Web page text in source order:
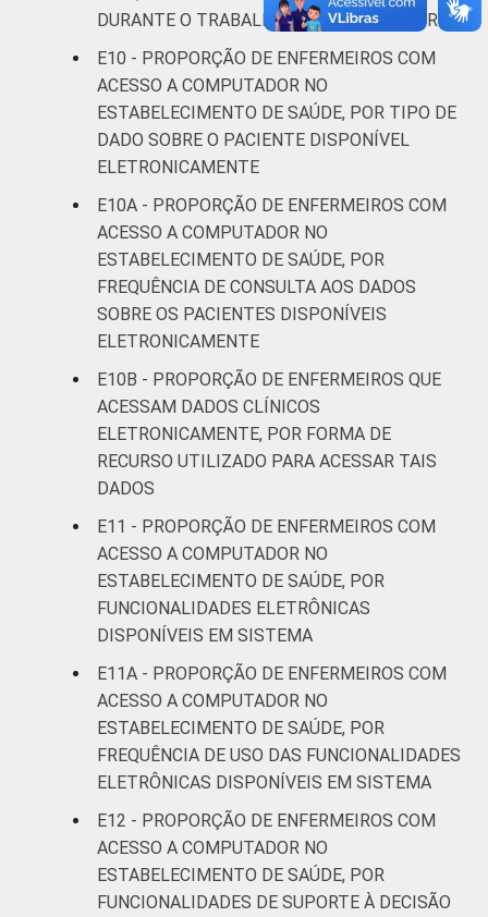
DURANTE O TRABALHO COMO ENFERMEIRO
E10 - PROPORÇÃO DE ENFERMEIROS COM
ACESSO A COMPUTADOR NO
ESTABELECIMENTO DE SAÚDE, POR TIPO DE
DADO SOBRE O PACIENTE DISPONÍVEL
ELETRONICAMENTE
E10A - PROPORÇÃO DE ENFERMEIROS COM
ACESSO A COMPUTADOR NO
ESTABELECIMENTO DE SAÚDE, POR
FREQUÊNCIA DE CONSULTA AOS DADOS
SOBRE OS PACIENTES DISPONÍVEIS
ELETRONICAMENTE
E10B - PROPORÇÃO DE ENFERMEIROS QUE
ACESSAM DADOS CLÍNICOS
ELETRONICAMENTE, POR FORMA DE
RECURSO UTILIZADO PARA ACESSAR TAIS
DADOS
E11 - PROPORÇÃO DE ENFERMEIROS COM
ACESSO A COMPUTADOR NO
ESTABELECIMENTO DE SAÚDE, POR
FUNCIONALIDADES ELETRÔNICAS
DISPONÍVEIS EM SISTEMA
E11A - PROPORÇÃO DE ENFERMEIROS COM
ACESSO A COMPUTADOR NO
ESTABELECIMENTO DE SAÚDE, POR
FREQUÊNCIA DE USO DAS FUNCIONALIDADES
ELETRÔNICAS DISPONÍVEIS EM SISTEMA
E12 - PROPORÇÃO DE ENFERMEIROS COM
ACESSO A COMPUTADOR NO
ESTABELECIMENTO DE SAÚDE, POR
FUNCIONALIDADES DE SUPORTE À DECISÃO